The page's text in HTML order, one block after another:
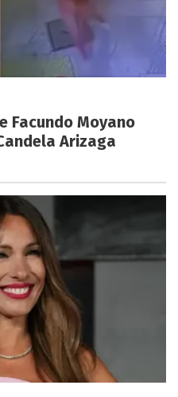
Facundo Moyano
Arizaga